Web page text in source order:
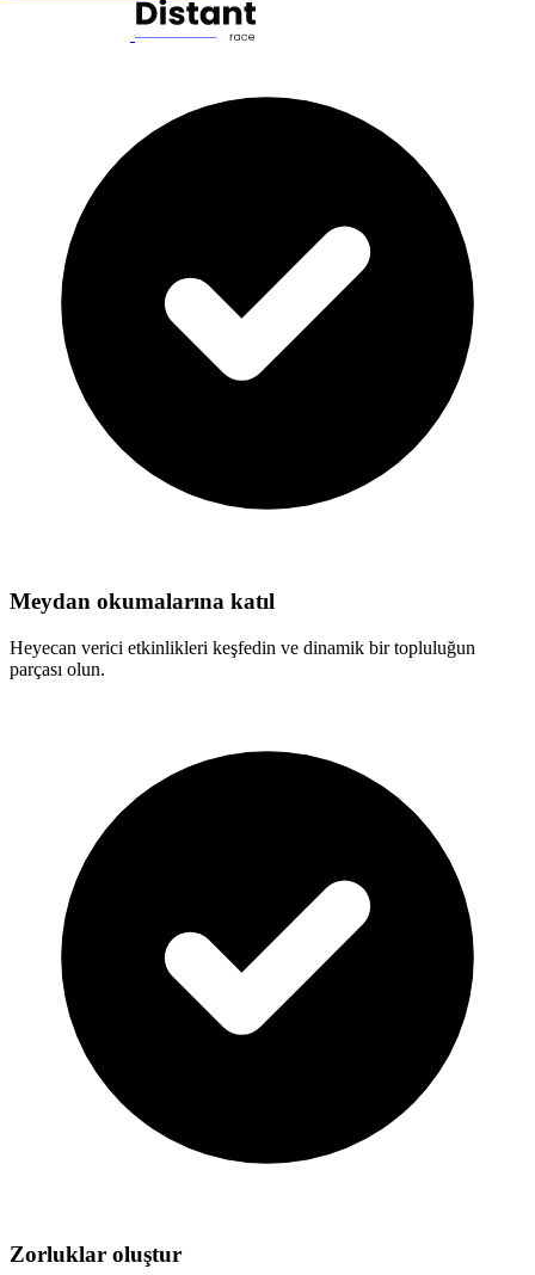
Meydan okumalarına katıl
Heyecan verici etkinlikleri keşfedin ve dinamik bir topluluğun
parçası olun.
Zorluklar oluştur